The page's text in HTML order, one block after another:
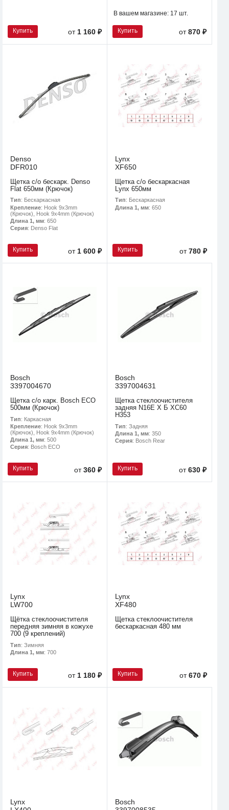
Купить от1 160 ₽
В вашем магазине: 17 шт.
Купить от870 ₽
Denso
DFR010
Щетка с/о бескарк. Denso
Flat 650мм (Крючок)
Тип: Бескаркасная
Крепление: Hook 9x3mm
(Крючок), Hook 9x4mm (Крючок)
Длина 1, мм: 650
Серия: Denso Flat
Купить от 1 600 ₽
Lynx
XF650
Щетка с/о бескаркасная
Lynx 650мм
Тип: Бескаркасная
Длина 1, мм: 650
Купить от780 ₽
Bosch
3397004670
Щетка с/о карк. Bosch ECO
500мм (Крючок)
Тип: Каркасная
Крепление: Hook 9x3mm
(Крючок), Hook 9x4mm (Крючок)
Длина 1, мм: 500
Серия: Bosch ECO
Купить от360 ₽
Bosch
3397004631
Щетка стеклоочистителя
задняя N16E Х Б XC60
H353
Тип: Задняя
Длина 1, мм: 350
Серия: Bosch Rear
Купить от630 ₽
Lynx
LW700
Щётка стеклоочистителя
передняя зимняя в кожухе
700 (9 креплений)
Тип: Зимняя
Длина 1, мм: 700
Купить от 1 180 ₽
Lynx
XF480
Щетка стеклоочистителя
бескаркасная 480 мм
Купить от670 ₽
Lynx
Bosch